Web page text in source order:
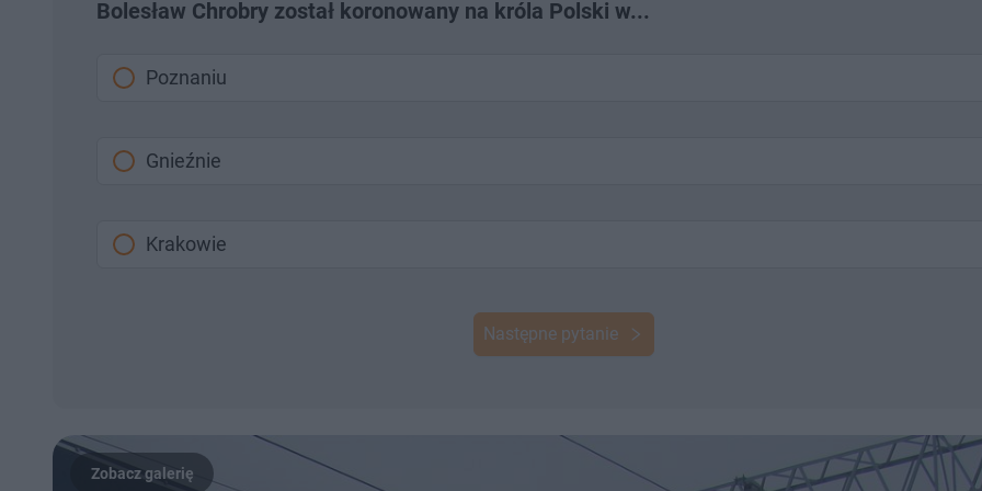
Bolesław Chrobry został koronowany na króla Polski w...
Poznaniu
Gnieźnie
Krakowie
Następne pytanie